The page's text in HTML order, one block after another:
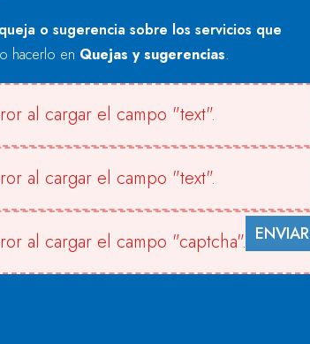
queja o sugerencia sobre los servicios que
hacerlo en Quejas y sugerencias.
al cargar el campo "text".
al cargar el campo "text".
al cargar el campo "captcha". ENVIAR